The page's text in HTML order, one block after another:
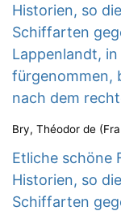
Historien, so
Schiffarten
Lappenlandt,
fürgenommen,
nach dem
Bry, Théodor de (
Etliche schöne
Historien, so
Schiffarten